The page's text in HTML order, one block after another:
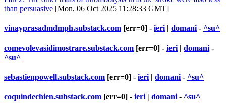
than persuasive [Mon, 06 Oct 2025 11:28:33 GMT]
vinayprasadmdmph.substack.com [err=0] - ieri | domani - ^su^
comevolevasidimostrare.substack.com [err=0] - ieri | domani -
^su^
sebastienpowell.substack.com [err=0] - ieri | domani - ^su^
coquindechien.substack.com [err=0] - ieri | domani - ^su^